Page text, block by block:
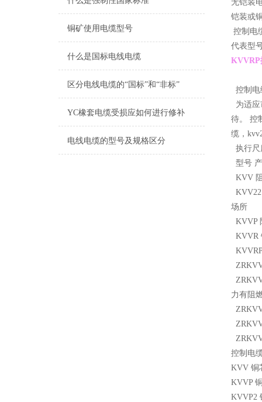
铜矿使用电缆型号
什么是国标电线电缆
区分电线电缆的“国标”和“非标”
YC橡套电缆受损应如何进行修补
电线电缆的型号及规格区分
无铠装
铠装或
控制电
代表型
KVVRP
控制
为适应
待。 控
缆，
执行尺
型号
KVV
场所
KVVP
KVVR
力有阻
控制电
KVV 铜
KVVP
KVVP2